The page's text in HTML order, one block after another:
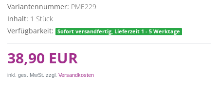
Variantennummer: PME229
Inhalt: 1 Stück
Verfügbarkeit:
Sofort versandfertig, Lieferzeit 1 - 5 Werktage
38,90 EUR
inkl. ges. MwSt. zzgl. Versandkosten